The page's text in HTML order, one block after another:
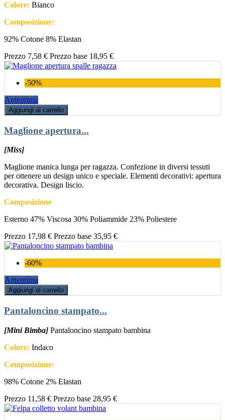
Colore: Bianco
Composizione:
92% Cotone 8% Elastan
Prezzo 7,58 € Prezzo base 18,95 €
-50%
Anteprima
Aggiungi al carrello
Maglione apertura...
[Miss]
Maglione manica lunga per ragazza. Confezione in diversi tessuti
per ottenere un design unico e speciale. Elementi decorativi: apertura
decorativa. Design liscio.
Composizione
Esterno 47% Viscosa 30% Poliammide 23% Poliestere
Prezzo 17,98 € Prezzo base 35,95 €
-60%
Anteprima
Aggiungi al carrello
Pantaloncino stampato...
[Mini Bimba] Pantaloncino stampato bambina
Colore: Indaco
Composizione:
98% Cotone 2% Elastan
Prezzo 11,58 € Prezzo base 28,95 €